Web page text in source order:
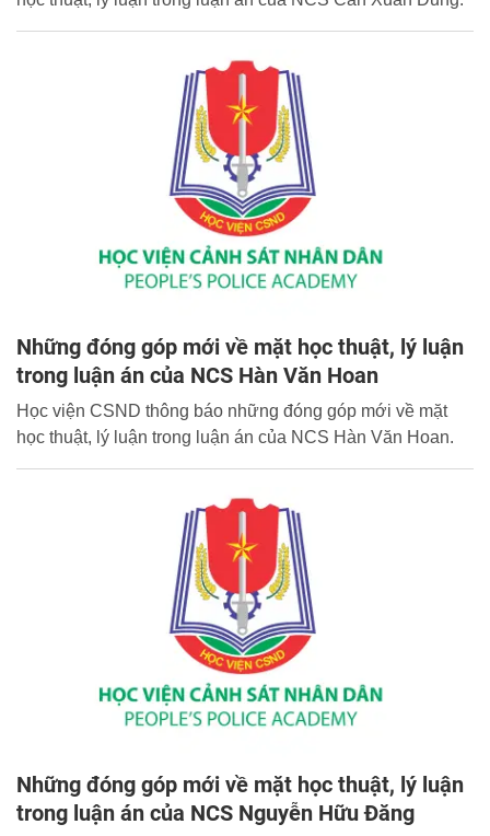
Những đóng góp mới về mặt học thuật, lý luận
trong luận án của NCS Hàn Văn Hoan
Học viện CSND thông báo những đóng góp mới về mặt
học thuật, lý luận trong luận án của NCS Hàn Văn Hoan.
Những đóng góp mới về mặt học thuật, lý luận
trong luận án của NCS Nguyễn Hữu Đăng